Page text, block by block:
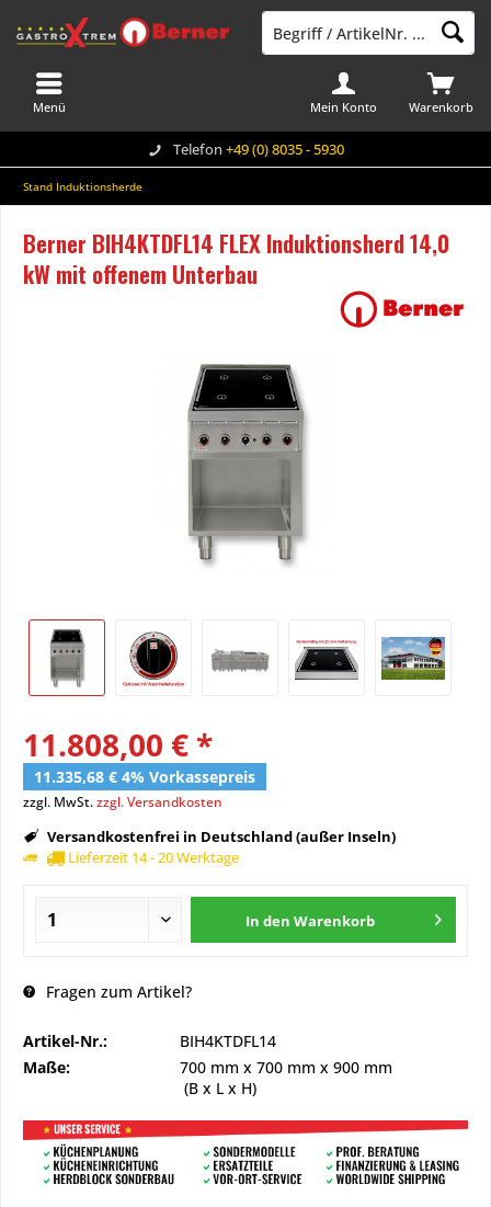
Telefon +49 (0) 8035 - 5930
Warenkorb
Mein Konto
Menü
Stand Induktionsherde
Berner BIH4KTDFL14 FLEX Induktionsherd 14,0
kW mit offenem Unterbau
11.808,00 € *
11.335,68 € 4% Vorkassepreis
zzgl. MwSt.zzgl. Versandkosten
Versandkostenfrei in Deutschland (außer Inseln)
Lieferzeit 14 - 20 Werktage
In den Warenkorb
Fragen zum Artikel?
Artikel-Nr.:
BIH4KTDFL14
Maße:
700 mm x 700 mm x 900 mm
(B x L x H)